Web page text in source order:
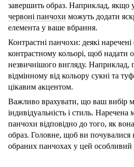
завершить образ. Наприклад, якщо
червоні панчохи можуть додати
елемента у ваше вбрання.
Контрастні панчохи: деякі
контрастному кольорі, щоб надати
незвичнішого вигляду. Наприклад,
відмінному від кольору сукні та
цікавим акцентом.
Важливо врахувати, що ваш вибір
індивідуальність і стиль.
панчохи відповідно до того, як
образ. Головне, щоб ви почувалися
обраних панчохах у цей особливий